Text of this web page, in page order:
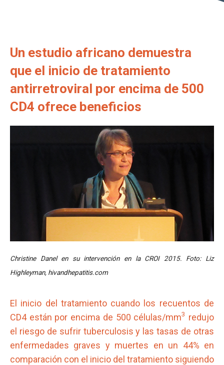
Un estudio africano demuestra
que el inicio de tratamiento
antirretroviral por encima de 500
CD4 ofrece beneficios
Christine Danel en su intervención en la CROI 2015. Foto: Liz
Highleyman, hivandhepatitis.com
El inicio del tratamiento cuando los recuentos de
CD4 están por encima de 500 células/mm3 redujo
el riesgo de sufrir tuberculosis y las tasas de otras
enfermedades graves y muertes en un 44% en
comparación con el inicio del tratamiento siguiendo